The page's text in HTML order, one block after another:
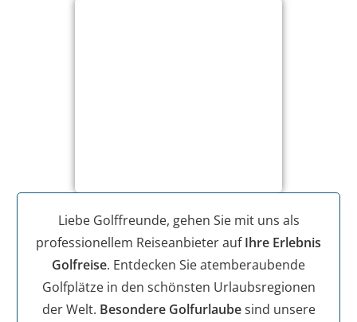
Liebe Golffreunde, gehen Sie mit uns als
professionellem Reiseanbieter aufIhre Erlebnis
Golfreise. Entdecken Sie atemberaubende
Golfplätze in den schönsten Urlaubsregionen
der Welt. Besondere Golfurlaubesind unsere